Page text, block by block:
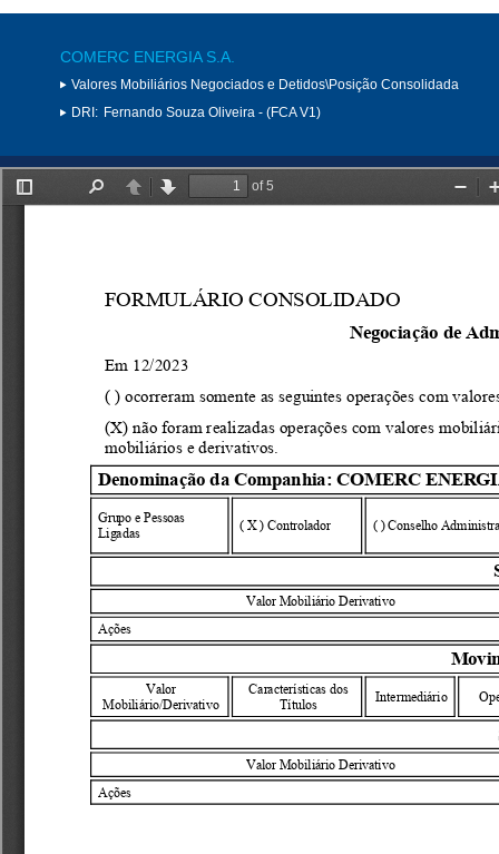
COMERC ENERGIA S.A.
Valores Mobiliários Negociados e Detidos\Posição Consolidada
DRI: Fernando Souza Oliveira - (FCA V1)